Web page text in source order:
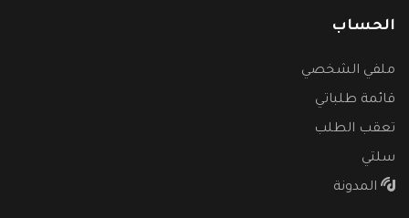
الحساب
ملفي الشخصي
قائمة طلباتي
تعقب الطلب
سلتي
المدونة